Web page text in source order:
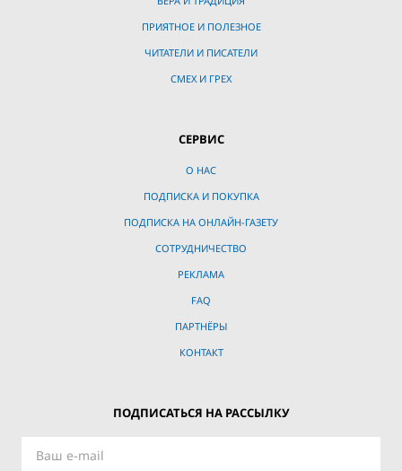
ПРИЯТНОЕ И ПОЛЕЗНОЕ
ЧИТАТЕЛИ И ПИСАТЕЛИ
СМЕХ И ГРЕХ
СЕРВИС
О НАС
ПОДПИСКА И ПОКУПКА
ПОДПИСКА НА ОНЛАЙН-ГАЗЕТУ
СОТРУДНИЧЕСТВО
РЕКЛАМА
FAQ
ПАРТНЁРЫ
КОНТАКТ
ПОДПИСАТЬСЯ НА РАССЫЛКУ